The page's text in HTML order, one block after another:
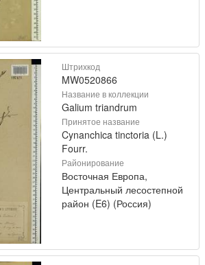
Штрихкод
MW0520866
Название в коллекции
Galium triandrum
Принятое название
Cynanchica tinctoria (L.)
Fourr.
Районирование
Восточная Европа,
Центральный лесостепной
район (E6) (Россия)